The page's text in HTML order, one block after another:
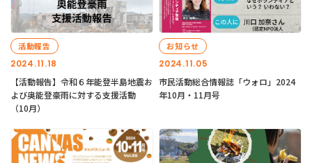
2024.11.18
活動報告
【活動報告】令和６年能登半島地震お
よび奥能登豪雨に対する支援活動
（10月）
2024.11.05
お知らせ
市民活動総合情報誌「ウォロ」2024
年10月・11月号